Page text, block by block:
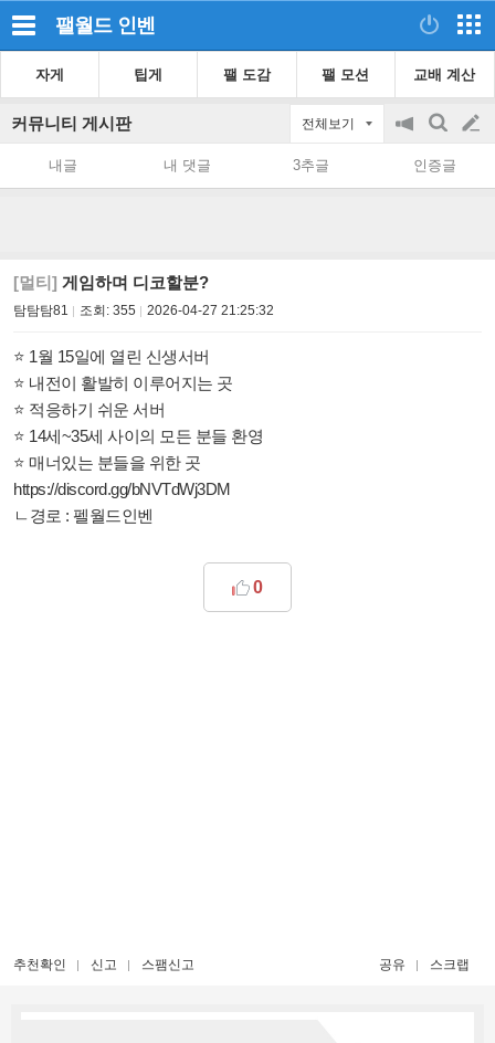
팰월드 인벤
자게 팁게 팰 도감 팰 모션 교배 계산
커뮤니티 게시판 전체보기
공
on/off
검
색
글
쓰
내글 내 댓글 3추글 인증글
[멀티] 게임하며 디코할분?
탐탐탐81 조회: 355 2026-04-27 21:25:32
⭐ 1월 15일에 열린 신생서버
⭐ 내전이 활발히 이루어지는 곳
⭐ 적응하기 쉬운 서버
⭐ 14세~35세 사이의 모든 분들 환영
⭐ 매너있는 분들을 위한 곳
https://discord.gg/bNVTdWj3DM
ㄴ경로 : 펠월드인벤
0
추천확인 신고 스팸신고 공유 스크랩